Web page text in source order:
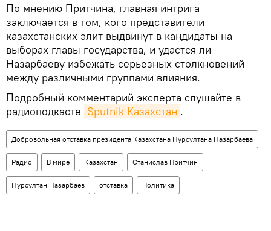
По мнению Притчина, главная интрига
заключается в том, кого представители
казахстанских элит выдвинут в кандидаты на
выборах главы государства, и удастся ли
Назарбаеву избежать серьезных столкновений
между различными группами влияния.
Подробный комментарий эксперта слушайте в
радиоподкасте Sputnik Казахстан .
Добровольная отставка президента Казахстана Нурсултана Назарбаева
Радио В мире Казахстан Станислав Притчин
Нурсултан Назарбаев отставка Политика